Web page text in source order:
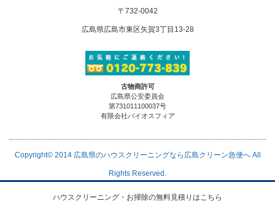
〒732-0042
広島県広島市東区矢賀3丁目13-28
古物商許可
広島県公安委員会
第731011100037号
有限会社バイオスフィア
Copyright© 2014 広島県のハウスクリーニングなら広島クリーン急便へAll
Rights Reserved.
ハウスクリーニング・お掃除の無料見積りはこちら